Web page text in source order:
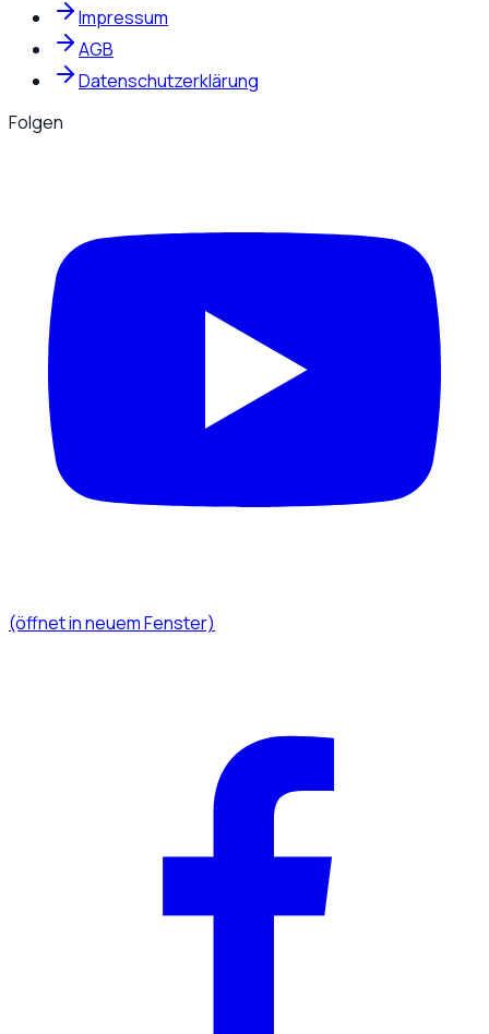
Impressum
AGB
Datenschutzerklärung
Folgen
(öffnet in neuem Fenster)